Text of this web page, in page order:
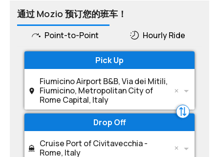
通过 Mozio 预订您的班车！
Point-to-Point Hourly Ride
Pick Up
Fiumicino Airport B&B, Via dei Mitili,
Fiumicino, Metropolitan City of
Rome Capital, Italy
Drop Off
Cruise Port of Civitavecchia -
Rome, Italy